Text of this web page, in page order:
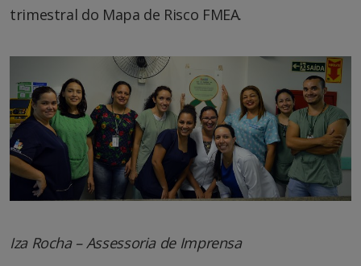
trimestral do Mapa de Risco FMEA.
Iza Rocha – Assessoria de Imprensa